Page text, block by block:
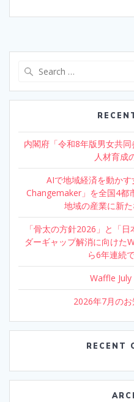
内閣府「令和8年版男女共
人材育成
AIで地域経済を動か
Changemaker」を全国4都
地域の産業に新
「骨太の方針2026」と「
ダーギャップ解消に向けた
ら6年連続
Waffle
2026年7月の
RECENT